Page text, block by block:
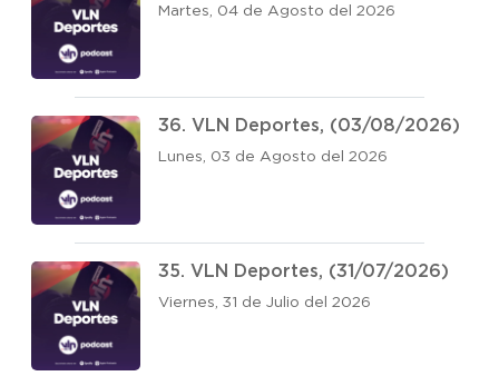
Martes, 04 de Agosto del 2026
36. VLN Deportes, (03/08/2026)
Lunes, 03 de Agosto del 2026
35. VLN Deportes, (31/07/2026)
Viernes, 31 de Julio del 2026